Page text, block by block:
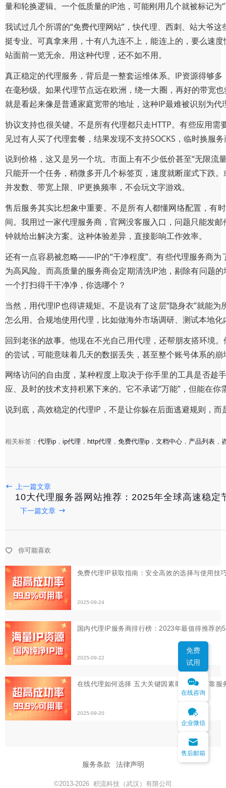
量和轮换逻辑。一个低质量的IP池，可能刚用几个就被标记为
我试过几个所谓的“免费代理网站”，快代理、西刺、站大爷
挺专业。可真拿来用，十有八九连不上，能连上的，要么速
站面前一览无余。用这种代理，还不如不用。
真正稳定的代理服务，背后是一整套运维体系。IP资源得够
在毫秒级。如果代理节点远在欧洲，绕一大圈，再好的带宽
就是看起来像是普通家庭宽带的地址，这种IP最难被识别为
协议支持也很关键。不是所有代理都只走HTTP。有些应用
见过有人买了代理套餐，结果发现不支持SOCKS，临时换服
说到价格，这又是另一个坑。市面上有不少低价甚至“无限
只能开一个任务，稍微多开几个标签页，速度就断崖式下跌
并发数、带宽上限、IP更换频率，不会玩文字游戏。
售后服务其实比想象中重要。不是所有人都懂网络配置，有
间。我用过一家代理服务商，官网没客服入口，问题只能发
钟就给出解决方案。这种体验差异，直接影响工作效率。
还有一点容易被忽略——IP的“干净程度”。有些代理服务商
为高风险。而高质量的服务商会定期清洗IP池，剔除有问题
一个打扫得干干净净，你选哪个？
当然，用代理IP也得讲规矩。不是说有了这层“隐身衣”就能
怎么用。合规地使用代理，比如做海外市场调研、测试本地
回到老张的故事。他现在不光自己用代理，还帮朋友搭环境
的尝试，可能意味着几天的数据丢失，甚至整个账号体系的
网络访问的自由度，某种程度上取决于你手里的工具是否趁
应、及时的技术支持积累下来的。它不承诺“万能”，但能在
说到底，高效稳定的代理IP，不是让你躲在后面逃避规则，
相关标签： 代理ip ， ip代理 ， http代理 ， 免费代理ip ， 文档中心 ， 产品列表 ，
上一篇文章
10大代理服务器网站推荐：2025年全球高速稳定
下一篇文章
你可能喜欢
2025-09-24
在线代理如何选择 五大关键因素助你找到可靠服务商
2025-09-20
服务条款 法律声明
©2013-2026 积流科技（武汉）有限公司
免费
试用
在线咨询
企业微信
售后邮箱